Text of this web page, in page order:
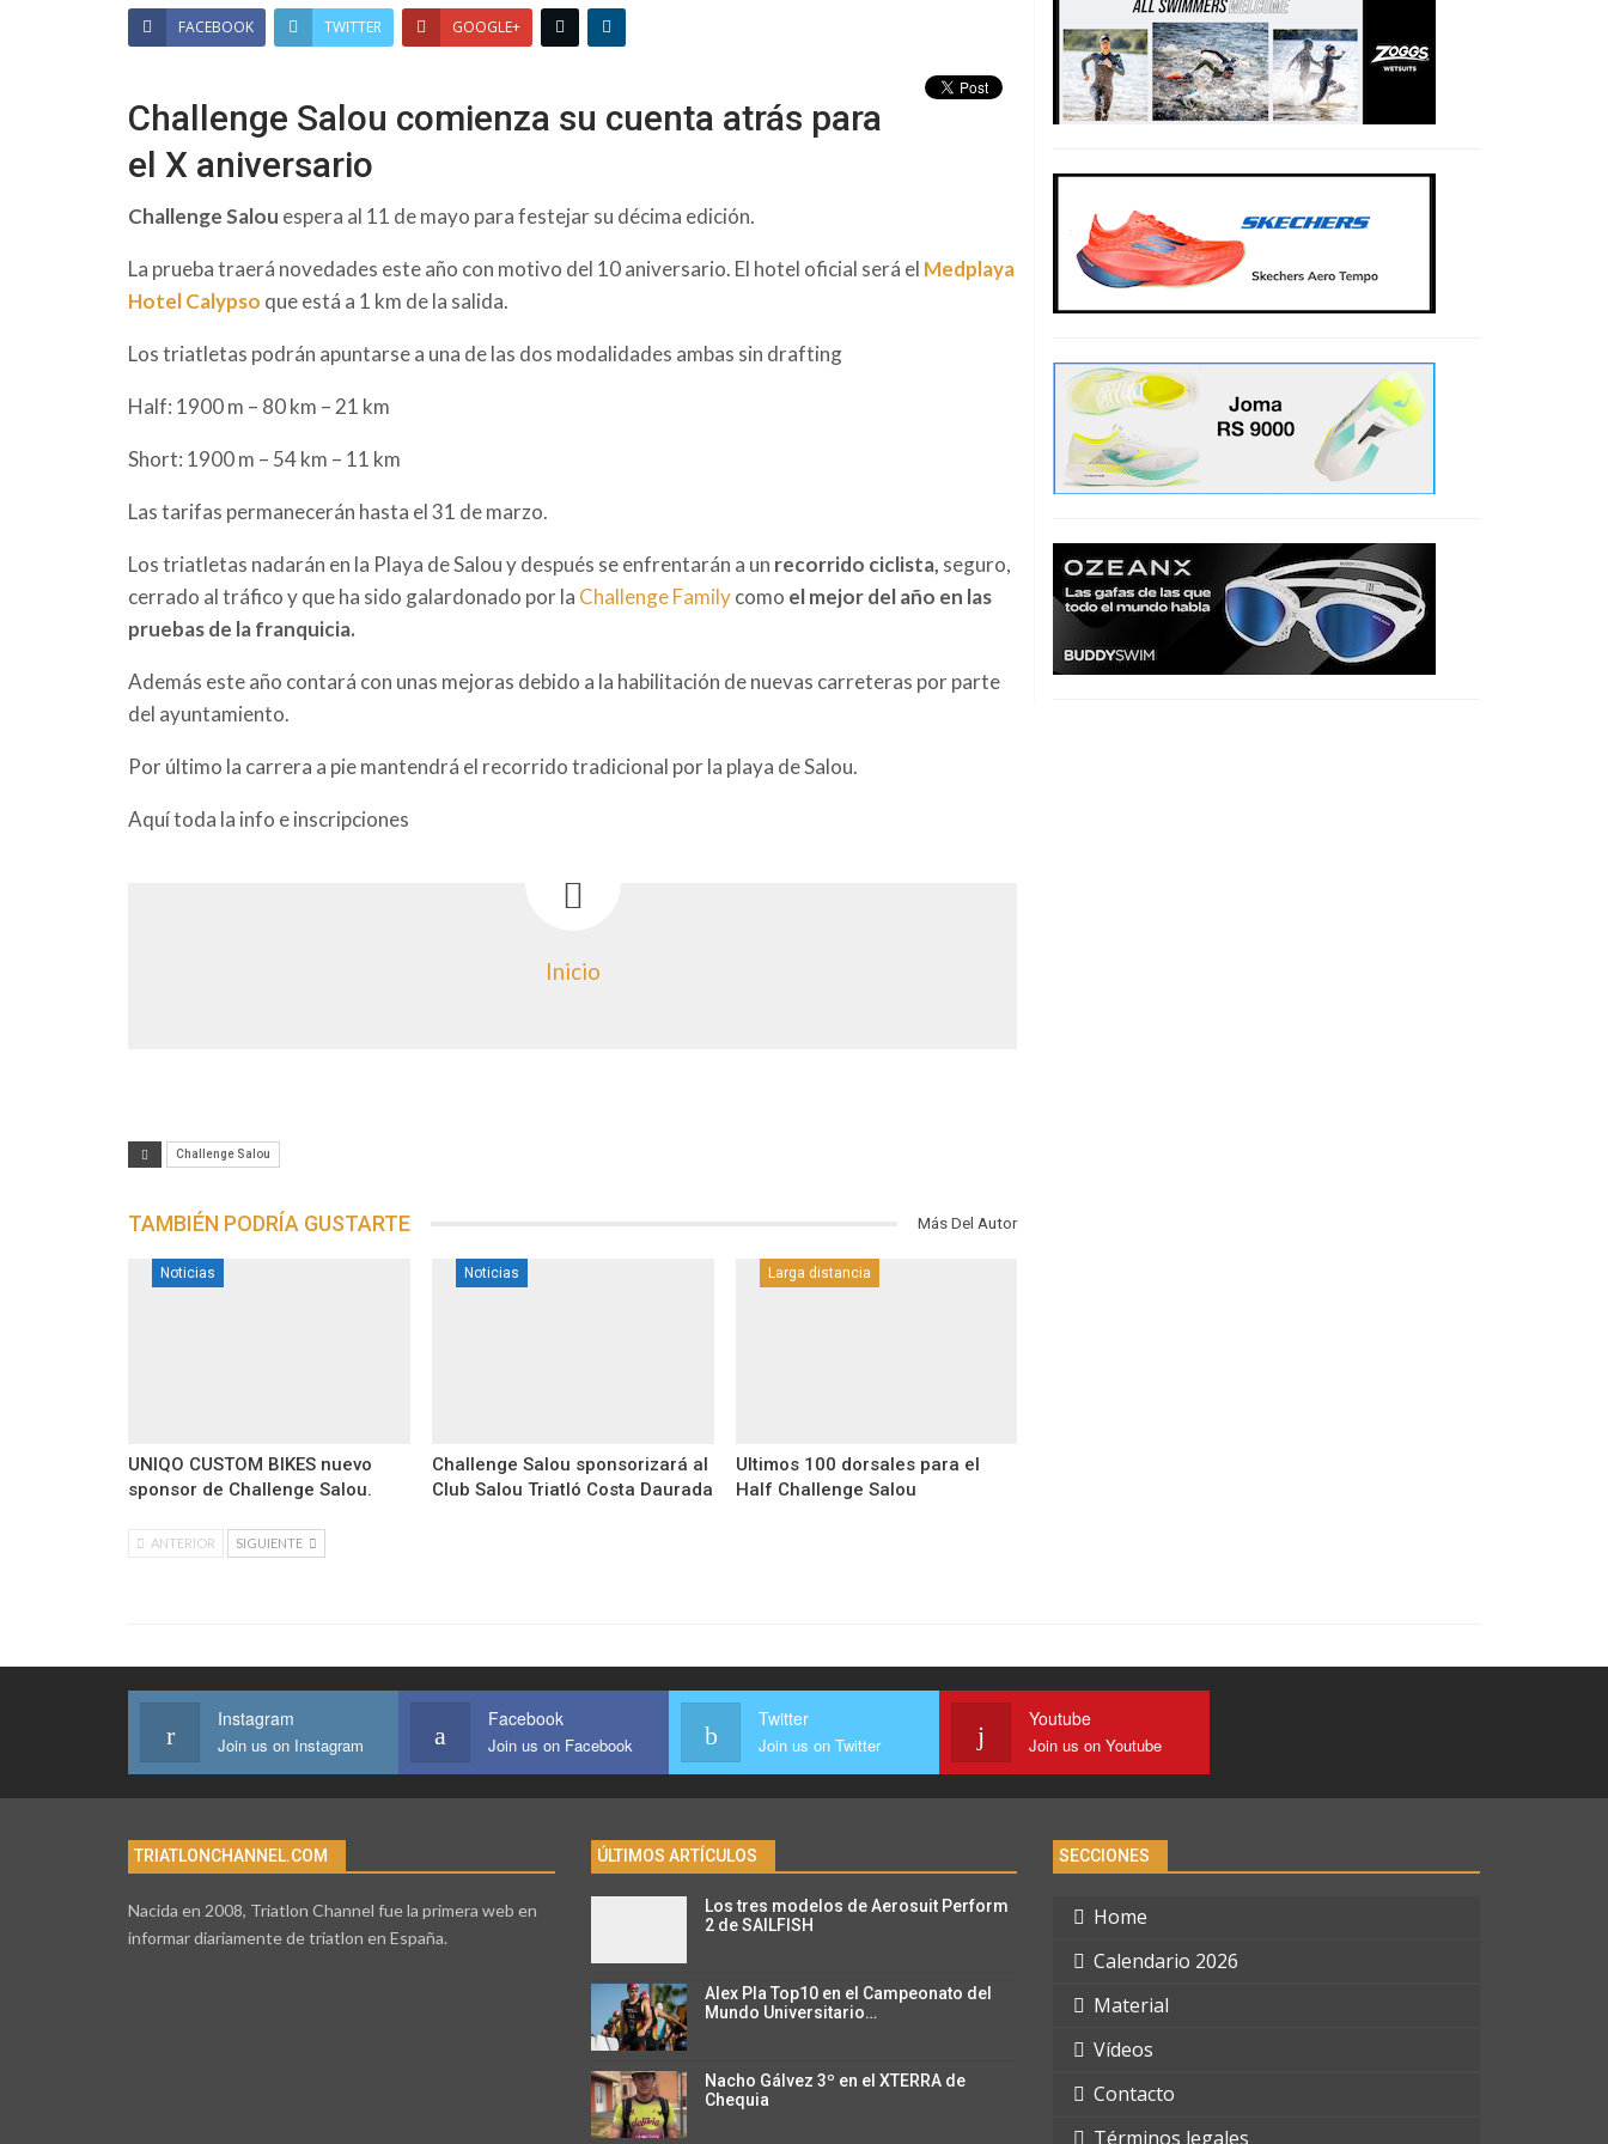
FACEBOOK TWITTER GOOGLE+
Challenge Salou comienza su cuenta atrás para
el X aniversario
Challenge Salou espera al 11 de mayo para festejar su décima edición.
La prueba traerá novedades este año con motivo del 10 aniversario. El hotel oficial será el Medplaya
Hotel Calypso que está a 1 km de la salida.
Los triatletas podrán apuntarse a una de las dos modalidades ambas sin drafting
Half: 1900 m – 80 km – 21 km
Short: 1900 m – 54 km – 11 km
Las tarifas permanecerán hasta el 31 de marzo.
Los triatletas nadarán en la Playa de Salou y después se enfrentarán a un recorrido ciclista, seguro,
cerrado al tráfico y que ha sido galardonado por la Challenge Familycomo el mejor del año en las
pruebas de la franquicia.
Además este año contará con unas mejoras debido a la habilitación de nuevas carreteras por parte
del ayuntamiento.
Por último la carrera a pie mantendrá el recorrido tradicional por la playa de Salou.
Aquí toda la info e inscripciones
Inicio
Challenge Salou
TAMBIÉN PODRÍA GUSTARTE Más Del Autor
Noticias
UNIQO CUSTOM BIKES nuevo
sponsor de Challenge Salou.
Noticias
Challenge Salou sponsorizará al
Club Salou Triatló Costa Daurada
Larga distancia
Ultimos 100 dorsales para el
Half Challenge Salou
ANTERIOR SIGUIENTE
Instagram
Join us on Instagram
Facebook
Join us on Facebook
Twitter
Join us on Twitter
Youtube
Join us on Youtube
TRIATLONCHANNEL.COM
Nacida en 2008, Triatlon Channel fue la primera web en
informar diariamente de triatlon en España.
ÚLTIMOS ARTÍCULOS
Los tres modelos de Aerosuit Perform
2 de SAILFISH
Alex Pla Top10 en el Campeonato del
Mundo Universitario…
Nacho Gálvez 3º en el XTERRA de
Chequia
SECCIONES
Home
Calendario 2026
Material
Vídeos
Contacto
Términos legales